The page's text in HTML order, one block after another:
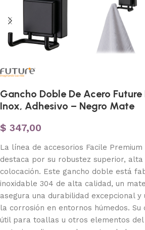
Gancho Doble De Acero Future
Inox, Adhesivo – Negro Mate
$ 347,00
La línea de accesorios Facile Premium
destaca por su robustez superior,
colocación. Este gancho doble está
inoxidable 304 de alta calidad, un
asegura una durabilidad excepcional
la corrosión en entornos húmedos.
útil para toallas u otros elementos